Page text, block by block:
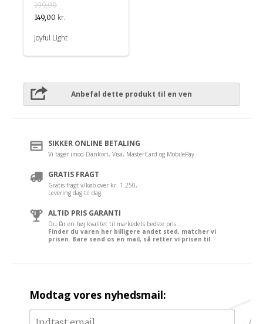
199,00
149,00 kr.
Joyful Light
Anbefal dette produkt til en ven
SIKKER ONLINE BETALING
Vi tager imod Dankort, Visa, MasterCard og MobilePay.
GRATIS FRAGT
Gratis fragt v/køb over kr. 1.250,-
Levering dag til dag.
ALTID PRIS GARANTI
Du får en høj kvalitet til markedets bedste pris.
Finder du varen her billigere andet sted, matcher vi
prisen. Bare send os en mail, så retter vi prisen til
Modtag vores nyhedsmail: